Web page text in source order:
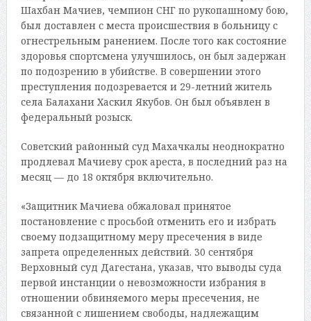
Шахбан Мачиев, чемпион СНГ по рукопашному бою,
был доставлен с места происшествия в больницу с
огнестрельным ранением. После того как состояние
здоровья спортсмена улучшилось, он был задержан
по подозрению в убийстве. В совершении этого
преступления подозревается и 29-летний житель
села Балахани Хаскил Якубов. Он был объявлен в
федеральный розыск.
Советский районный суд Махачкалы неоднократно
продлевал Мачиеву срок ареста, в последний раз на
месяц — до 18 октября включительно.
«Защитник Мачиева обжаловал принятое
постановление с просьбой отменить его и избрать
своему подзащитному меру пресечения в виде
запрета определенных действий. 30 сентября
Верховный суд Дагестана, указав, что выводы суда
первой инстанции о невозможности избрания в
отношении обвиняемого меры пресечения, не
связанной с лишением свободы, надлежащим